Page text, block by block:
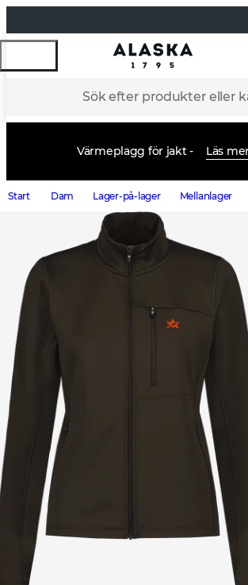
Sök efter produkter eller
Värmeplagg för jakt - Läs
Start Dam Lager-på-lager Mellanlager